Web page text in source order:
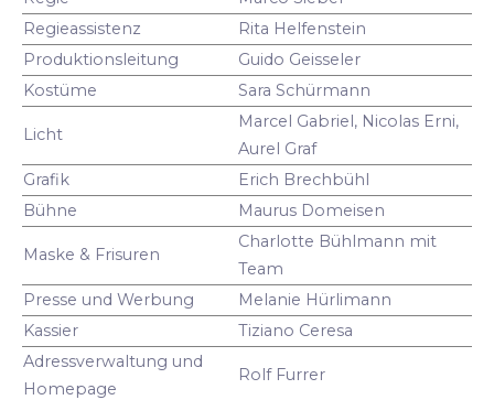
Regieassistenz
Rita Helfenstein
Produktionsleitung
Guido Geisseler
Kostüme
Sara Schürmann
Licht
Marcel Gabriel, Nicolas Erni,
Aurel Graf
Grafik
Erich Brechbühl
Bühne
Maurus Domeisen
Maske & Frisuren
Charlotte Bühlmann mit
Team
Presse und Werbung
Melanie Hürlimann
Kassier
Tiziano Ceresa
Adressverwaltung und
Homepage
Rolf Furrer